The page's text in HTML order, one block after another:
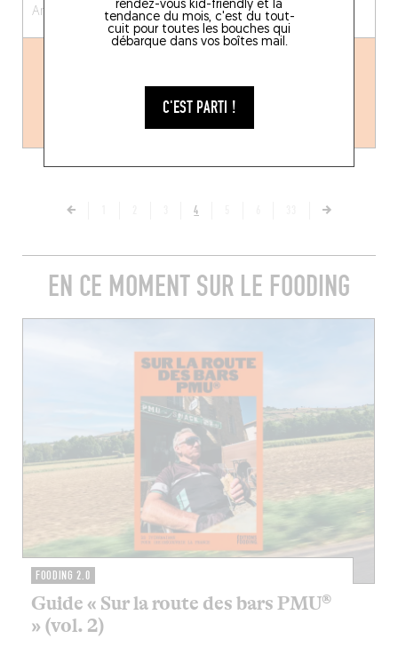
rendez-vous kid-friendly et la
tendance du mois, c'est du tout-
cuit pour toutes les bouches qui
débarque dans vos boîtes mail.
C'EST PARTI !
Anvers (2018)
Etterbeek (1040)
4
EN CE MOMENT SUR LE FOODING
FOODING 2.0
Guide « Sur la route des bars PMU®
» (vol. 2)